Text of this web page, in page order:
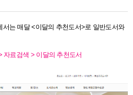
는 매달 <이달의 추천도서>로 일반도서와
자료검색 > 이달의 추천도서